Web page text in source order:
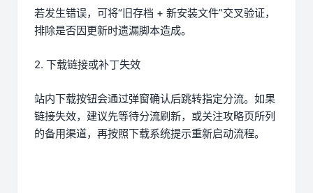
若发生错误，可将“旧存档 + 新安装文件”交叉验证，
排除是否因更新时遗漏脚本造成。
2. 下载链接或补丁失效
站内下载按钮会通过弹窗确认后跳转指定分流。如果
链接失效，建议先等待分流刷新，或关注攻略页所列
的备用渠道，再按照下载系统提示重新启动流程。